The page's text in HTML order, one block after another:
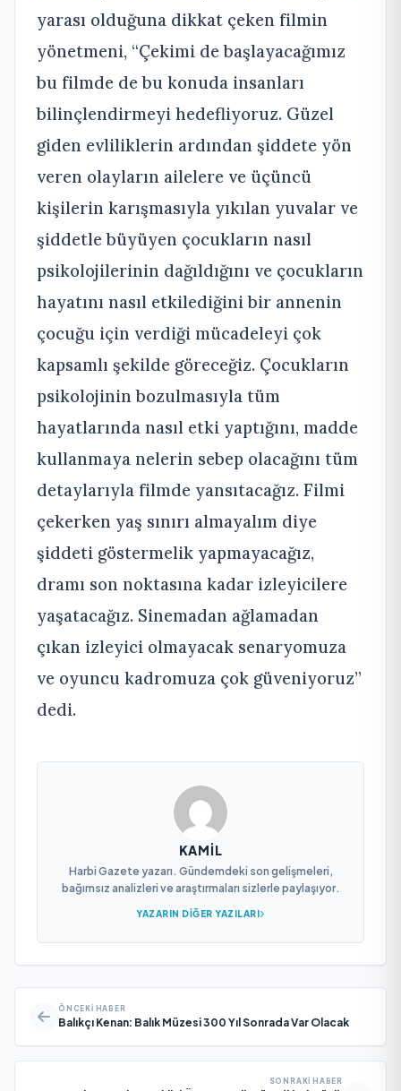
yarası olduğuna dikkat çeken filmin
yönetmeni, “Çekimi de başlayacağımız
bu filmde de bu konuda insanları
bilinçlendirmeyi hedefliyoruz. Güzel
giden evliliklerin ardından şiddete yön
veren olayların ailelere ve üçüncü
kişilerin karışmasıyla yıkılan yuvalar ve
şiddetle büyüyen çocukların nasıl
psikolojilerinin dağıldığını ve çocukların
hayatını nasıl etkilediğini bir annenin
çocuğu için verdiği mücadeleyi çok
kapsamlı şekilde göreceğiz. Çocukların
psikolojinin bozulmasıyla tüm
hayatlarında nasıl etki yaptığını, madde
kullanmaya nelerin sebep olacağını tüm
detaylarıyla filmde yansıtacağız. Filmi
çekerken yaş sınırı almayalım diye
şiddeti göstermelik yapmayacağız,
dramı son noktasına kadar izleyicilere
yaşatacağız. Sinemadan ağlamadan
çıkan izleyici olmayacak senaryomuza
ve oyuncu kadromuza çok güveniyoruz”
dedi.
KAMIL
Harbi Gazete yazarı. Gündemdeki son gelişmeleri,
bağımsız analizleri ve araştırmaları sizlerle paylaşıyor.
YAZARIN DIĞER YAZILARI
ÖNCEKI HABER
Balıkçı Kenan: Balık Müzesi 300 Yıl Sonrada Var Olacak
SONRAKI HABER